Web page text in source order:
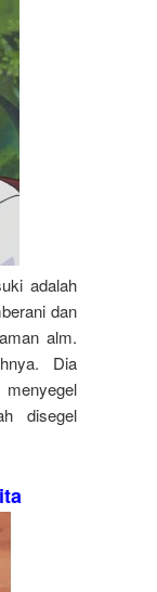
adalah
dan
alm.
Dia
disegel